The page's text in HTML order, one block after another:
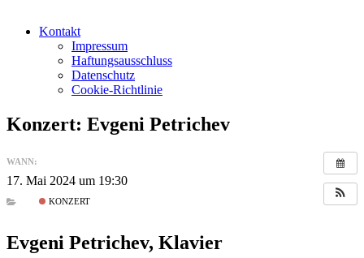
Kontakt
Impressum
Haftungsausschluss
Datenschutz
Cookie-Richtlinie
Konzert: Evgeni Petrichev
WANN:
17. Mai 2024 um 19:30
KONZERT
Evgeni Petrichev, Klavier